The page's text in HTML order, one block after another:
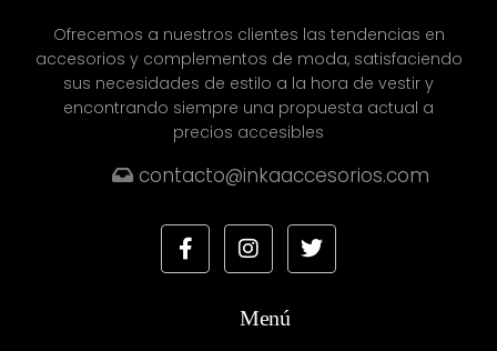
Ofrecemos a nuestros clientes las tendencias en
accesorios y complementos de moda, satisfaciendo
sus necesidades de estilo a la hora de vestir y
encontrando siempre una propuesta actual a
precios accesibles
contacto@inkaaccesorios.com
Menú